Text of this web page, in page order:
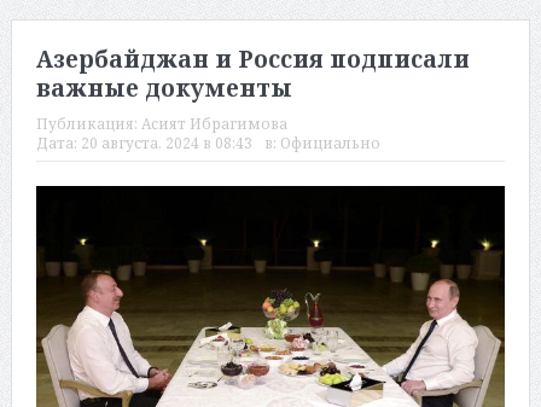
Азербайджан и Россия подписали
важные документы
Публикация: Асият Ибрагимова
Дата: 20 августа, 2024 в 08:43 в: Официально